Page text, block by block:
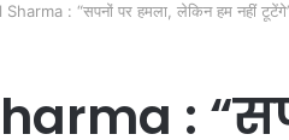
Sharma : “सपनों पर हमला, लेकिन हम नहीं
: